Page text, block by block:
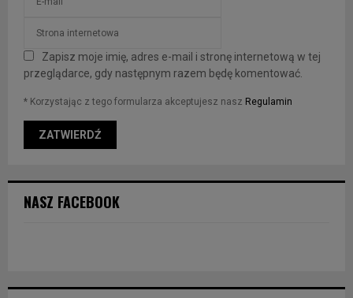
Zapisz moje imię, adres e-mail i stronę internetową w tej
przeglądarce, gdy następnym razem będę komentować.
* Korzystając z tego formularza akceptujesz nasz Regulamin
NASZ FACEBOOK